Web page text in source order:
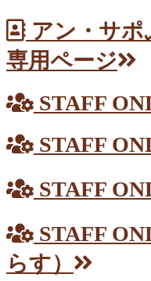
アン・サポ
専用ページ
STAFF
STAFF
STAFF
STAFF
らす）